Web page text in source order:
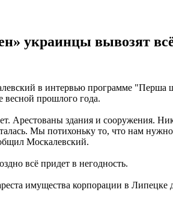
украинцы вывозят
в интервью программе "Перша
весной прошлого года.
Арестованы здания и сооружения.
Мы потихоньку то, что нам
Москалевский.
всё придет в негодность.
имущества корпорации в Липецке